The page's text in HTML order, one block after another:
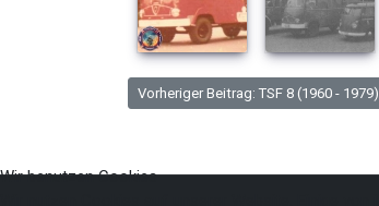
Vorheriger Beitrag: TSF 8 (1960 - 1979)
Wir benutzen Cookies